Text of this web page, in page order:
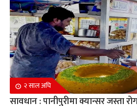
२ साल अघि
सावधान : पानीपुरीमा क्यान्सर जस्ता